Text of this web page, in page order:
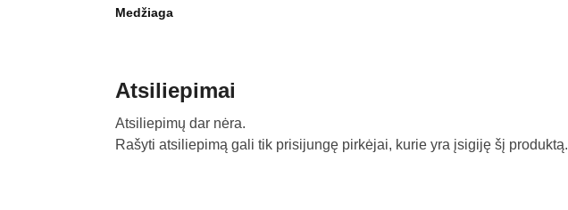
Medžiaga
Atsiliepimai
Atsiliepimų dar nėra.
Rašyti atsiliepimą gali tik prisijungę pirkėjai, kurie yra įsigiję šį produktą.